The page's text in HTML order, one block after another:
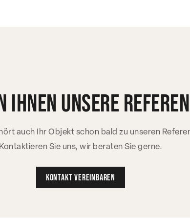
ihnen unsere
auch Ihr Objekt schon bald zu unseren
Kontaktieren Sie uns, wir beraten Sie gerne.
Kontakt vereinbaren